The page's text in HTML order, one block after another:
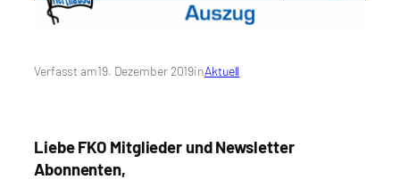
Verfasst am19. Dezember 2019inAktuell
Liebe FKO Mitglieder und Newsletter
Abonnenten,